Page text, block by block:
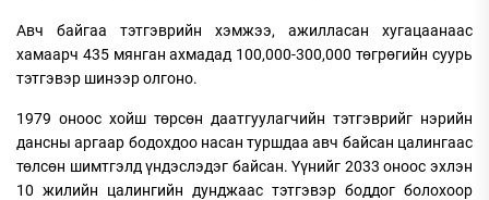
Авч байгаа тэтгэврийн хэмжээ, ажилласан хугацаанаас
хамаарч 435 мянган ахмадад 100,000-300,000 төгрөгийн суурь
тэтгэвэр шинээр олгоно.
1979 оноос хойш төрсөн даатгуулагчийн тэтгэврийг нэрийн
дансны аргаар бодохдоо насан туршдаа авч байсан цалингаас
төлсөн шимтгэлд үндэслэдэг байсан. Үүнийг 2033 оноос эхлэн
10 жилийн цалингийн дунджаас тэтгэвэр боддог болохоор